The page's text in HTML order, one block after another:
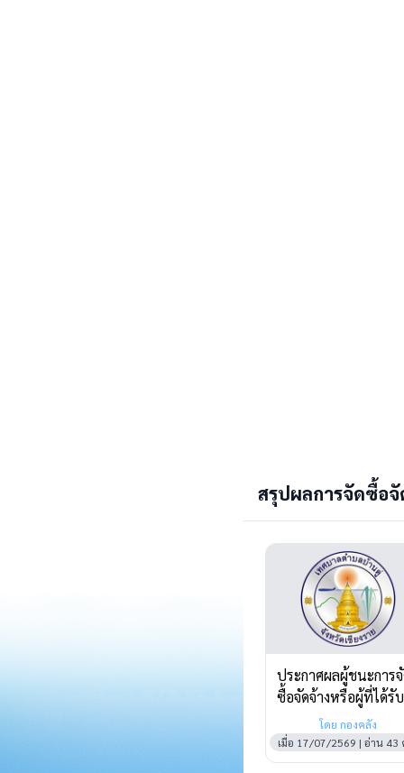
สรุปผลการจัดซื้อ
ประกาศผลผู้ชนะการ
ซื้อจัดจ้างหรือผู้ที่ได้รับ
การคัดเลือกและสาระ
สำคัญของสัญญาหรือ
ตกลงเป็นหนังสือประ
โดย กองคลัง
เมื่อ 17/07/2569 | อ่าน 43